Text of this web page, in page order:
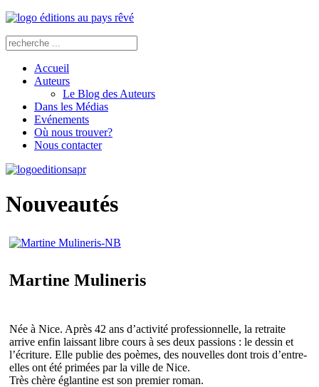
Accueil
Auteurs
Le Blog des Auteurs
Dans les Médias
Evénements
Où nous trouver?
Nous contacter
Nouveautés
Martine Mulineris
Née à Nice. Après 42 ans d’activité professionnelle, la retraite
arrive enfin laissant libre cours à ses deux passions : le dessin et
l’écriture. Elle publie des poèmes, des nouvelles dont trois d’entre-
elles ont été primées par la ville de Nice.
Très chère églantine est son premier roman.